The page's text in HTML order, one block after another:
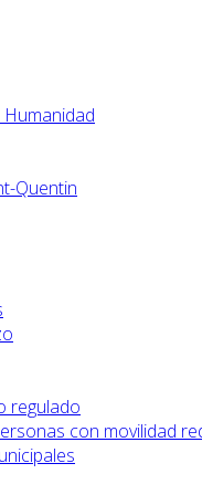
Quentin
regulado
con movilidad